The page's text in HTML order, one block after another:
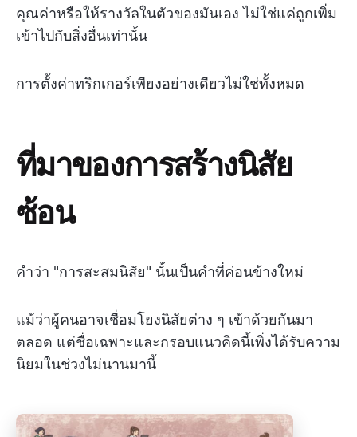
คุณค่าหรือให้รางวัลในตัวของมันเอง ไม่ใช่แค่ถูกเพิ่ม
เข้าไปกับสิ่งอื่นเท่านั้น
การตั้งค่าทริกเกอร์เพียงอย่างเดียวไม่ใช่ทั้งหมด
ที่มาของการสร้างนิสัย
ซ้อน
คำว่า "การสะสมนิสัย" นั้นเป็นคำที่ค่อนข้างใหม่
แม้ว่าผู้คนอาจเชื่อมโยงนิสัยต่าง ๆ เข้าด้วยกันมา
ตลอด แต่ชื่อเฉพาะและกรอบแนวคิดนี้เพิ่งได้รับความ
นิยมในช่วงไม่นานมานี้